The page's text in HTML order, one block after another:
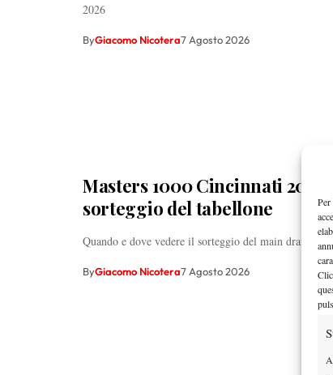
2026
ByGiacomo Nicotera7 Agosto 2026
Masters 1000 Cincinnati 2026:
sorteggio del tabellone
Quando e dove vedere il sorteggio del main draw
ByGiacomo Nicotera7 Agosto 2026